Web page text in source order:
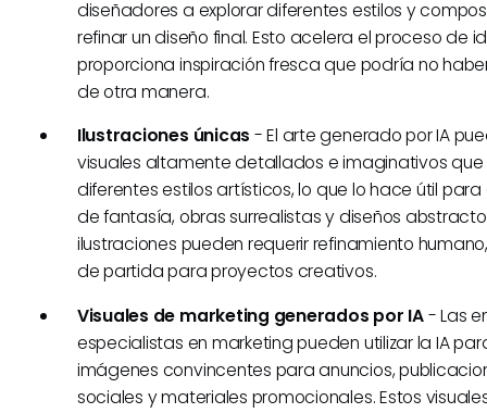
diseñadores a explorar diferentes estilos y
refinar un diseño final. Esto acelera el proceso de
proporciona inspiración fresca que podría no
de otra manera.
Ilustraciones únicas - El arte generado por IA
visuales altamente detallados e imaginativos
diferentes estilos artísticos, lo que lo hace útil
de fantasía, obras surrealistas y diseños
ilustraciones pueden requerir refinamiento
de partida para proyectos creativos.
Visuales de marketing generados por IA- Las
especialistas en marketing pueden utilizar la IA
imágenes convincentes para anuncios,
sociales y materiales promocionales. Estos